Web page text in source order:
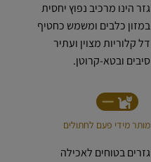
גזר הינו מרכיב נפוץ יחסית
במזון כלבים ומשמש כחטיף
דל קלוריות מצוין ועתיר
סיבים ובטא-קרוטן.
מותר מידי פעם לחתולים
גזרים בטוחים לאכילה